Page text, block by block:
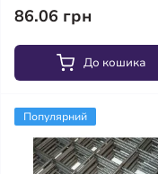
86.06 грн
До кошика
Популярний